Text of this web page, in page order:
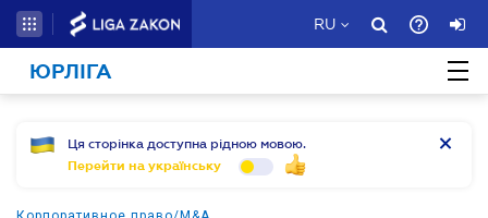
RU
ЮРЛІГА
Ця сторінка доступна рідною мовою.
Перейти на українську